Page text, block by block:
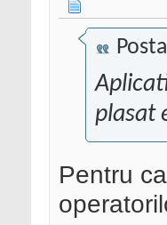
plasat
Pentru